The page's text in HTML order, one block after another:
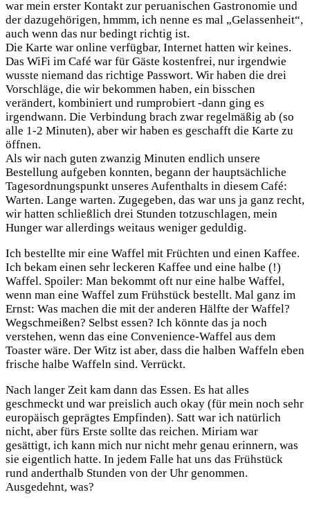
war mein erster Kontakt zur peruanischen Gastronomie und
der dazugehörigen, hmmm, ich nenne es mal „Gelassenheit“,
auch wenn das nur bedingt richtig ist.
Die Karte war online verfügbar, Internet hatten wir keines.
Das WiFi im Café war für Gäste kostenfrei, nur irgendwie
wusste niemand das richtige Passwort. Wir haben die drei
Vorschläge, die wir bekommen haben, ein bisschen
verändert, kombiniert und rumprobiert -dann ging es
irgendwann. Die Verbindung brach zwar regelmäßig ab (so
alle 1-2 Minuten), aber wir haben es geschafft die Karte zu
öffnen.
Als wir nach guten zwanzig Minuten endlich unsere
Bestellung aufgeben konnten, begann der hauptsächliche
Tagesordnungspunkt unseres Aufenthalts in diesem Café:
Warten. Lange warten. Zugegeben, das war uns ja ganz recht,
wir hatten schließlich drei Stunden totzuschlagen, mein
Hunger war allerdings weitaus weniger geduldig.
Ich bestellte mir eine Waffel mit Früchten und einen Kaffee.
Ich bekam einen sehr leckeren Kaffee und eine halbe (!)
Waffel. Spoiler: Man bekommt oft nur eine halbe Waffel,
wenn man eine Waffel zum Frühstück bestellt. Mal ganz im
Ernst: Was machen die mit der anderen Hälfte der Waffel?
Wegschmeißen? Selbst essen? Ich könnte das ja noch
verstehen, wenn das eine Convenience-Waffel aus dem
Toaster wäre. Der Witz ist aber, dass die halben Waffeln eben
frische halbe Waffeln sind. Verrückt.
Nach langer Zeit kam dann das Essen. Es hat alles
geschmeckt und war preislich auch okay (für mein noch sehr
europäisch geprägtes Empfinden). Satt war ich natürlich
nicht, aber fürs Erste sollte das reichen. Miriam war
gesättigt, ich kann mich nur nicht mehr genau erinnern, was
sie eigentlich hatte. In jedem Falle hat uns das Frühstück
rund anderthalb Stunden von der Uhr genommen.
Ausgedehnt, was?